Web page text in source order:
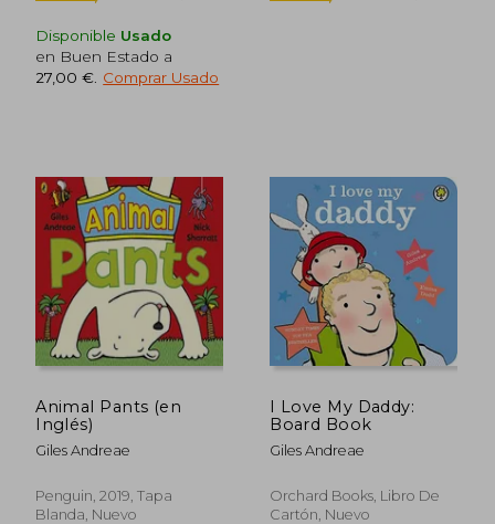
5%
dcto.
Rápido
Disponible Usado
en Buen Estado a
27,00 € Comprar Usado
Rápido
Animal Pants (en
Inglés)
Giles Andreae
Penguin, 2019, Tapa
Blanda, Nuevo
I Love My Daddy:
Board Book
Giles Andreae
Orchard Books, Libro De
Cartón, Nuevo